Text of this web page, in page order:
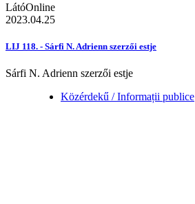
LátóOnline
2023.04.25
LIJ 118. - Sárfi N. Adrienn szerzői estje
Sárfi N. Adrienn szerzői estje
Közérdekű / Informații publice